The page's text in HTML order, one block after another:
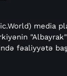
media
fəaliyyətə